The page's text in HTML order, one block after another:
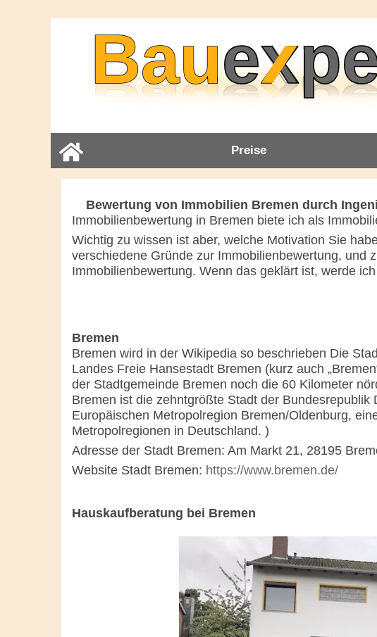
Preise
Bewertung von Immobilien Bremen durch
Immobilienbewertung in Bremen biete ich als
Wichtig zu wissen ist aber, welche Motivation Sie
verschiedene Gründe zur Immobilienbewertung, und
Immobilienbewertung. Wenn das geklärt ist, werde
Bremen
Bremen wird in der Wikipedia so beschrieben Die
Landes Freie Hansestadt Bremen (kurz auch
der Stadtgemeinde Bremen noch die 60 Kilometer
Bremen ist die zehntgrößte Stadt der Bundesrepublik
Europäischen Metropolregion Bremen/Oldenburg,
Metropolregionen in Deutschland. )
Adresse der Stadt Bremen: Am Markt 21, 28195
Website Stadt Bremen: https://www.bremen.de/
Hauskaufberatung bei Bremen